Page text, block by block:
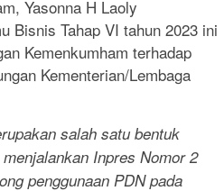
Yasonna H Laoly
Bisnis Tahap VI tahun 2023 ini
Kemenkumham terhadap
Kementerian/Lembaga
salah satu bentuk
Inpres Nomor 2
penggunaan PDN pada